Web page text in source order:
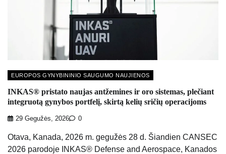
EUROPOS GYNYBININIO SAUGUMO NAUJIENOS
INKAS® pristato naujas antžemines ir oro sistemas, plečiant
integruotą gynybos portfelį, skirtą kelių sričių operacijoms
29 Gegužės, 2026 0
Otava, Kanada, 2026 m. gegužės 28 d. Šiandien CANSEC
2026 parodoje INKAS® Defense and Aerospace, Kanados